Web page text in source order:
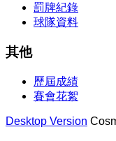
罰牌紀錄
球隊資料
其他
歷屆成績
賽會花絮
Desktop Version